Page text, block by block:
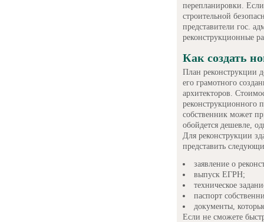
перепланировки.
строительной
представители гос.
реконструкционные
Как создать
План реконструкции
его грамотного
архитекторов.
реконструкционного
собственник может
обойдется дешевле,
Для реконструкции
представить
заявление о
выпуск ЕГРН;
техническое
паспорт
документы,
Если не сможете